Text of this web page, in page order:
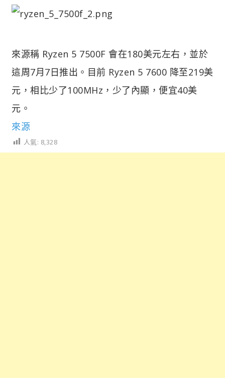
來源稱 Ryzen 5 7500F 會在180美元左右，並於
這周7月7日推出。目前 Ryzen 5 7600 降至219美
元，相比少了100MHz，少了內顯，便宜40美
元。
來源
人氣: 8,328